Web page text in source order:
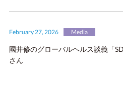
February 27, 2026 Media
國井修のグローバルヘルス談義「
さん